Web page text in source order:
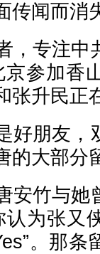
传闻而消
，专注中
参加香
张升民正
好朋友，
的大部分
安竹与她
为张又
。那